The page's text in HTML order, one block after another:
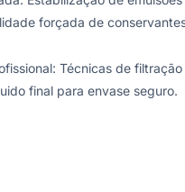
forçada de
Técnicas de
final para envase seguro.